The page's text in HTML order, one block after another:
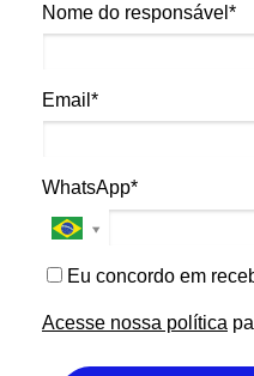
Nome do responsável*
Email*
WhatsApp*
Eu concordo em
Acesse nossa política